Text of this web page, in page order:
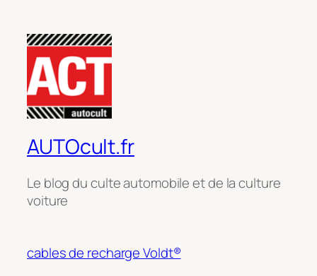
AUTOcult.fr
Le blog du culte automobile et de la culture
voiture
cables de recharge Voldt®